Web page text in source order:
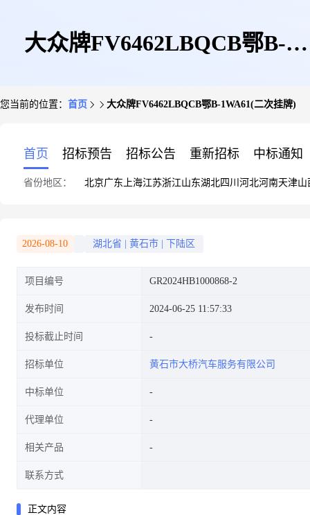
大众牌FV6462LBQCB鄂B-
您当前的位置： 首页 大众牌FV6462LBQCB鄂B-1WA61(二次挂牌)
首页 招标预告 招标公告 重新招标 中标通知
省份地区： 北京广东 上海江苏浙江山东湖北四川 河北河南天津山
2026-08-10 湖北省 黄石市 下陆区
项目编号 GR2024HB1000868-2
发布时间 2024-06-25 11:57:33
投标截止时间
招标单位 黄石市大桥汽车服务有限公司
中标单位
代理单位
相关产品
联系方式
正文内容